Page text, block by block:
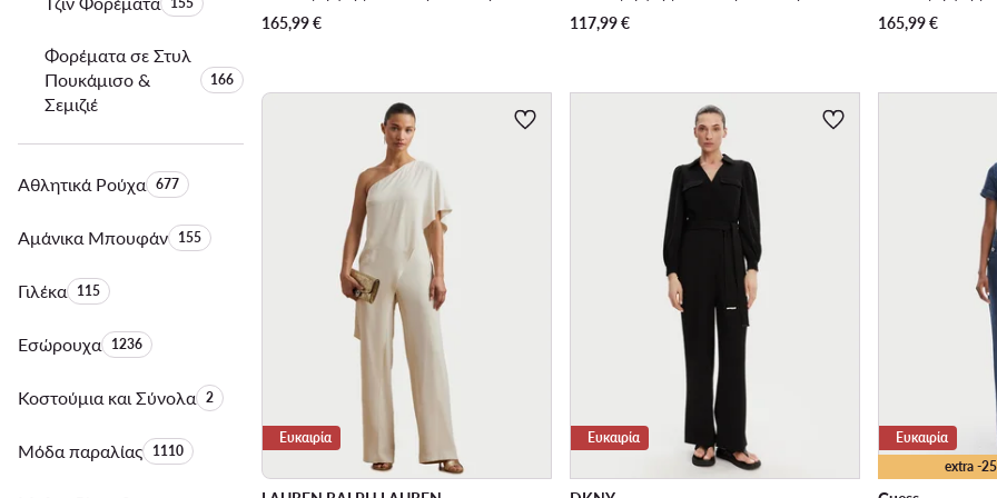
Φορέματα σε Στυλ
Πουκάμισο &
Σεμιζιέ
Αριθμός προϊόντων:
166
Αθλητικά ΡούχαΑριθμός προϊόντων:
677
Αμάνικα ΜπουφάνΑριθμός προϊόντων:
155
ΓιλέκαΑριθμός προϊόντων:
115
ΕσώρουχαΑριθμός προϊόντων:
1236
Κοστούμια και ΣύνολαΑριθμός προϊόντων:
2
Μόδα παραλίαςΑριθμός προϊόντων:
1110
165,99€
117,99€
165,99€
Ευκαιρία Ευκαιρία
extra -
Ευκαιρία